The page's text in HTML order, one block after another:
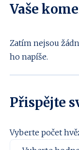
Vaše
Zatím nejsou
ho napíše.
Přispějte
Vyberte počet